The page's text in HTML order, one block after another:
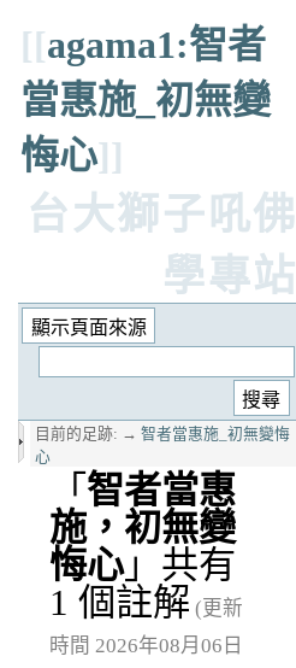
[[agama1:智者
當惠施_初無變
悔心]]
台大獅子吼佛
學專站
目前的足跡: → 智者當惠施_初無變悔
心
「 智者當惠
施，初無變
悔心」共有
1 個註解 (更新
時間 2026年08月06日